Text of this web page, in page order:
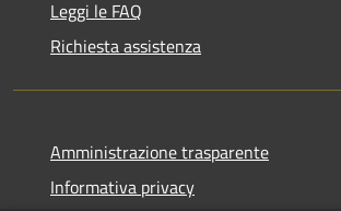
Leggi le FAQ
Richiesta assistenza
Amministrazione trasparente
Informativa privacy